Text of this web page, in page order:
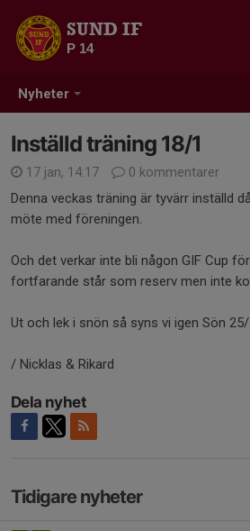
Nyheter
SUND IF
P 14
Inställd träning 18/1
17 jan, 14:17
0 kommentarer
Denna veckas träning är tyvärr inställd
möte med föreningen.
Och det verkar inte bli någon GIF Cup
fortfarande står som reserv men inte
Ut och lek i snön så syns vi igen Sön 25/
/ Nicklas & Rikard
Dela nyhet
Tidigare nyheter